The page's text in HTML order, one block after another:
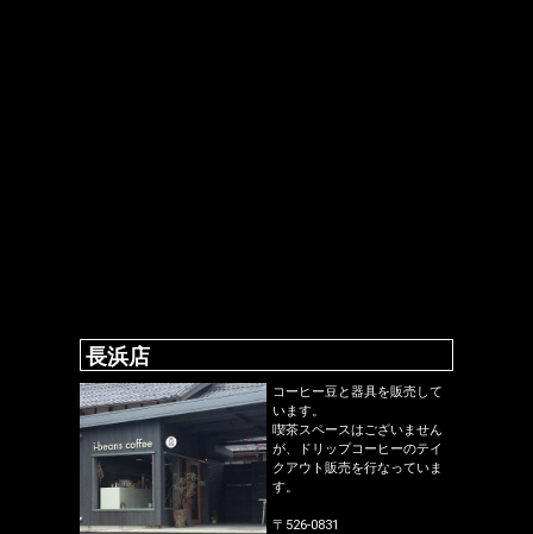
長浜店
コーヒー豆と器具を販売して
います。
喫茶スペースはございません
が、ドリップコーヒーのテイ
クアウト販売を行なっていま
す。
〒526-0831